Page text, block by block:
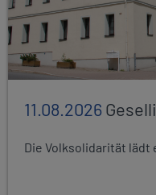
11.08.2026
Die Volksolidarität lädt